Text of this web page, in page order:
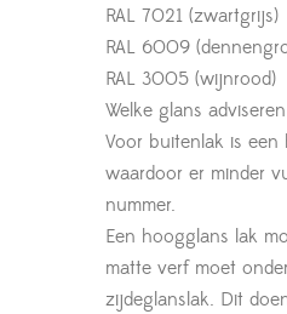
RAL 7021 (zwartgrijs)
RAL 6009
RAL 3005 (wijnrood)
Welke glans
Voor buitenlak is
waardoor er minder
nummer.
Een hoogglans lak
matte verf moet
zijdeglanslak. Dit